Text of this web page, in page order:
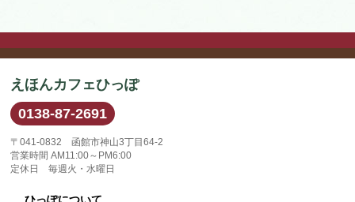
えほんカフェひっぽ
0138-87-2691
〒041-0832 函館市神山3丁目64-2
営業時間 AM11:00～PM6:00
定休日 毎週火・水曜日